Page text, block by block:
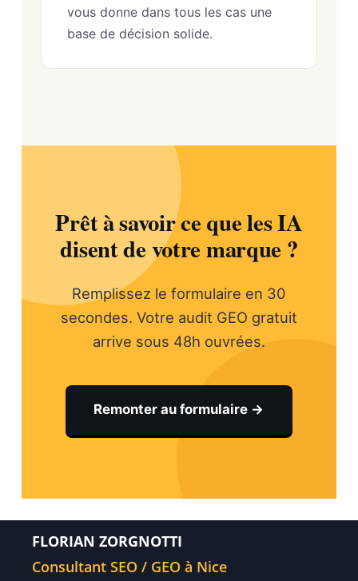
vous donne dans tous les cas une
base de décision solide.
Prêt à savoir ce que les IA
disent de votre marque ?
Remplissez le formulaire en 30
secondes. Votre audit GEO gratuit
arrive sous 48h ouvrées.
Remonter au formulaire →
FLORIAN ZORGNOTTI
Consultant SEO / GEO à Nice